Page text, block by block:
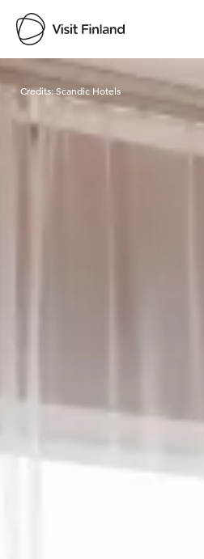
Visit Finland
Credits:Scandic Hotels